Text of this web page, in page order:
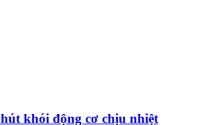
khói động cơ chịu nhiệt